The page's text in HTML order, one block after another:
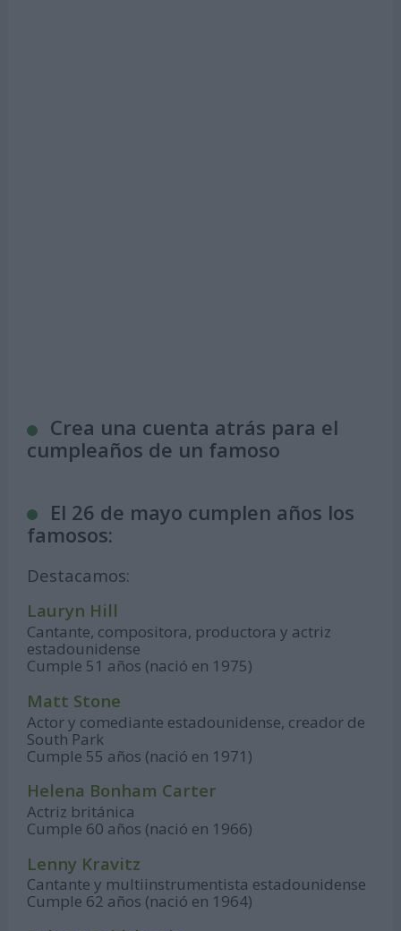
Crea una cuenta atrás para el
cumpleaños de un famoso
El 26 de mayo cumplen años los
famosos:
Destacamos:
Lauryn Hill
Cantante, compositora, productora y actriz
estadounidense
Cumple 51 años (nació en 1975)
Matt Stone
Actor y comediante estadounidense, creador de
South Park
Cumple 55 años (nació en 1971)
Helena Bonham Carter
Actriz británica
Cumple 60 años (nació en 1966)
Lenny Kravitz
Cantante y multiinstrumentista estadounidense
Cumple 62 años (nació en 1964)